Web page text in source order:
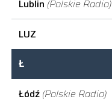
Lublin (Polskie Radio)
LUZ
Ł
Łódź (Polskie Radio)